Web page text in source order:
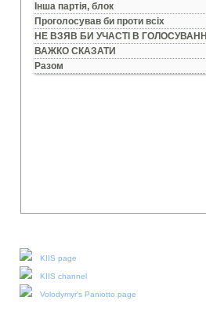
Iнша партiя, блок
Проголосував би проти всiх
НЕ ВЗЯВ БИ УЧАСТI В ГОЛОСУВАННI
ВАЖКО СКАЗАТИ
Разом
KIIS page
KIIS channel
Volodymyr's Paniotto page